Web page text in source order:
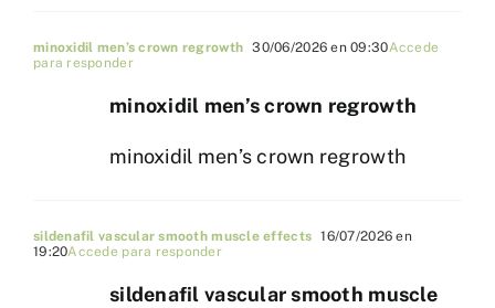
minoxidil men’s crown regrowth 30/06/2026 en 09:30Accede
para responder
minoxidil men’s crown regrowth
minoxidil men’s crown regrowth
sildenafil vascular smooth muscle effects 16/07/2026 en
19:20Accede para responder
sildenafil vascular smooth muscle